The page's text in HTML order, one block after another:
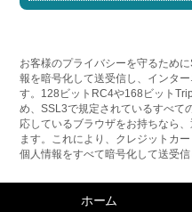
お客様のプライバシーを守るため
報を暗号化して送受信し、インタ
す。128ビットRC4や168ビット
め、SSL3で規定されているすべて
応しているブラウザをお持ちなら
ます。これにより、クレジットカ
個人情報をすべて暗号化して送受
ホーム